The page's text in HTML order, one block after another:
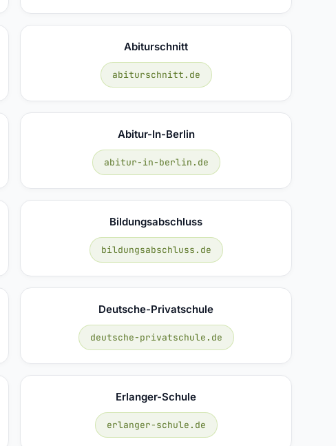
Abiturschnitt
abiturschnitt.de
Abitur-In-Berlin
abitur-in-berlin.de
Bildungsabschluss
bildungsabschluss.de
Deutsche-Privatschule
deutsche-privatschule.de
Erlanger-Schule
erlanger-schule.de